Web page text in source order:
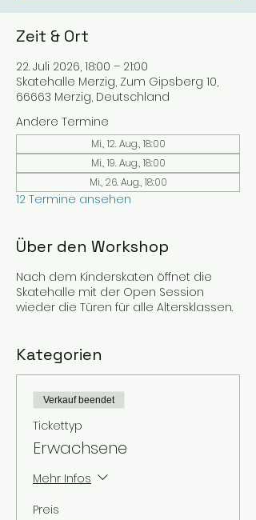
Zeit & Ort
22. Juli 2026, 18:00 – 21:00
Skatehalle Merzig, Zum Gipsberg 10,
66663 Merzig, Deutschland
Andere Termine
Mi., 12. Aug., 18:00
Mi., 19. Aug., 18:00
Mi., 26. Aug., 18:00
12 Termine ansehen
Über den Workshop
Nach dem Kinderskaten öffnet die
Skatehalle mit der Open Session
wieder die Türen für alle Altersklassen.
Kategorien
Verkauf beendet
Tickettyp
Erwachsene
Mehr Infos
Preis